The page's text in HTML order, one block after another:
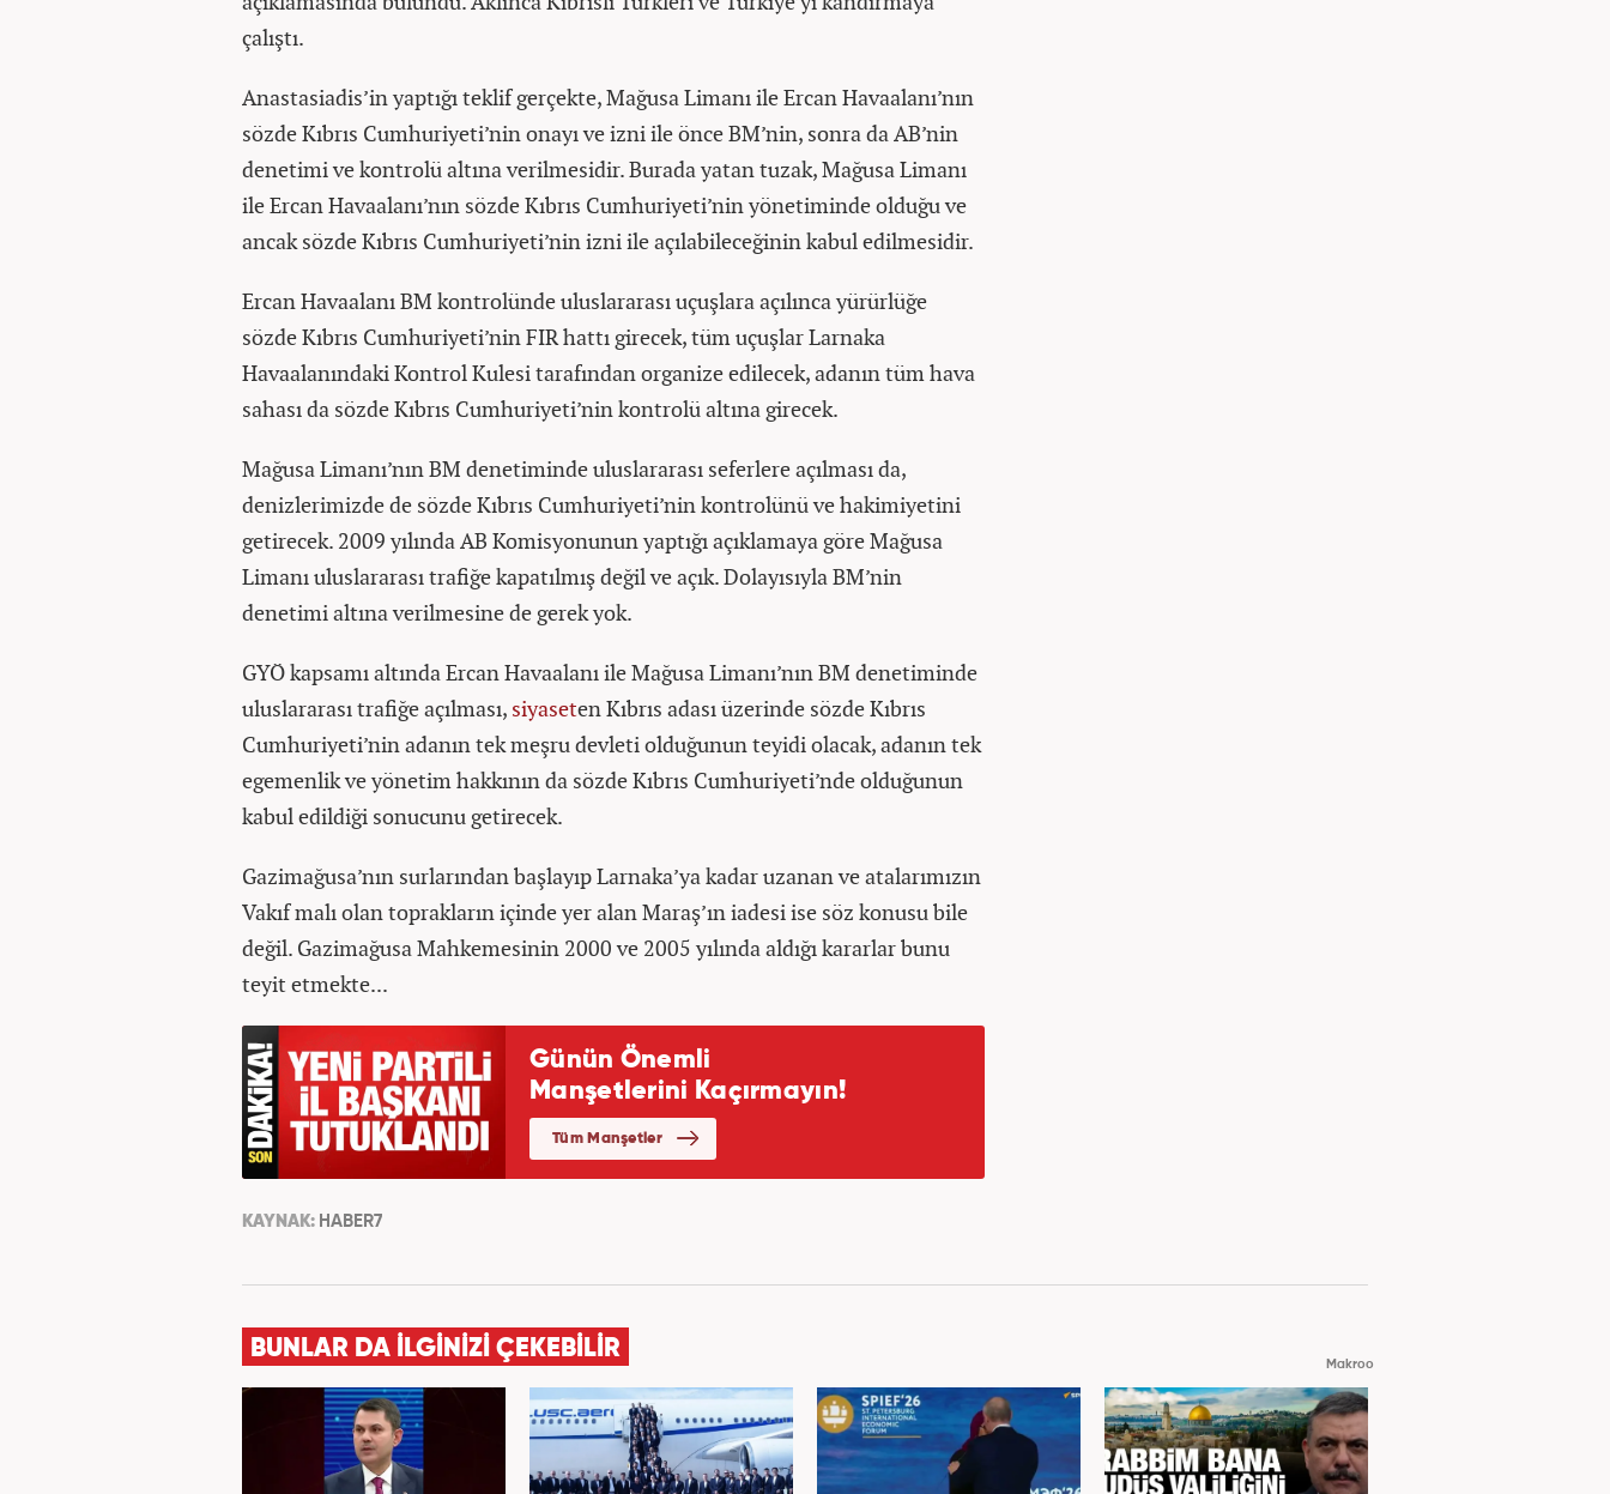
çalıştı.
Anastasiadis’in yaptığı teklif gerçekte, Mağusa Limanı ile Ercan Havaalanı’nın
sözde Kıbrıs Cumhuriyeti’nin onayı ve izni ile önce BM’nin, sonra da AB’nin
denetimi ve kontrolü altına verilmesidir. Burada yatan tuzak, Mağusa Limanı
ile Ercan Havaalanı’nın sözde Kıbrıs Cumhuriyeti’nin yönetiminde olduğu ve
ancak sözde Kıbrıs Cumhuriyeti’nin izni ile açılabileceğinin kabul edilmesidir.
Ercan Havaalanı BM kontrolünde uluslararası uçuşlara açılınca yürürlüğe
sözde Kıbrıs Cumhuriyeti’nin FIR hattı girecek, tüm uçuşlar Larnaka
Havaalanındaki Kontrol Kulesi tarafından organize edilecek, adanın tüm hava
sahası da sözde Kıbrıs Cumhuriyeti’nin kontrolü altına girecek.
Mağusa Limanı’nın BM denetiminde uluslararası seferlere açılması da,
denizlerimizde de sözde Kıbrıs Cumhuriyeti’nin kontrolünü ve hakimiyetini
getirecek. 2009 yılında AB Komisyonunun yaptığı açıklamaya göre Mağusa
Limanı uluslararası trafiğe kapatılmış değil ve açık. Dolayısıyla BM’nin
denetimi altına verilmesine de gerek yok.
GYÖ kapsamı altında Ercan Havaalanı ile Mağusa Limanı’nın BM denetiminde
uluslararası trafiğe açılması, siyaseten Kıbrıs adası üzerinde sözde Kıbrıs
Cumhuriyeti’nin adanın tek meşru devleti olduğunun teyidi olacak, adanın tek
egemenlik ve yönetim hakkının da sözde Kıbrıs Cumhuriyeti’nde olduğunun
kabul edildiği sonucunu getirecek.
Gazimağusa’nın surlarından başlayıp Larnaka’ya kadar uzanan ve atalarımızın
Vakıf malı olan toprakların içinde yer alan Maraş’ın iadesi ise söz konusu bile
değil. Gazimağusa Mahkemesinin 2000 ve 2005 yılında aldığı kararlar bunu
teyit etmekte...
KAYNAK: HABER7
BUNLAR DA İLGİNİZİ ÇEKEBİLİR
Makroo